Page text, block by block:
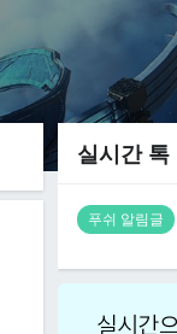
실시간 톡
푸쉬 알림글